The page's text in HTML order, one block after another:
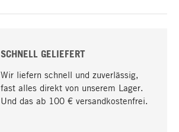
SCHNELL GELIEFERT
Wir liefern schnell und zuverlässig,
fast alles direkt von unserem Lager.
Und das ab 100 € versandkostenfrei.